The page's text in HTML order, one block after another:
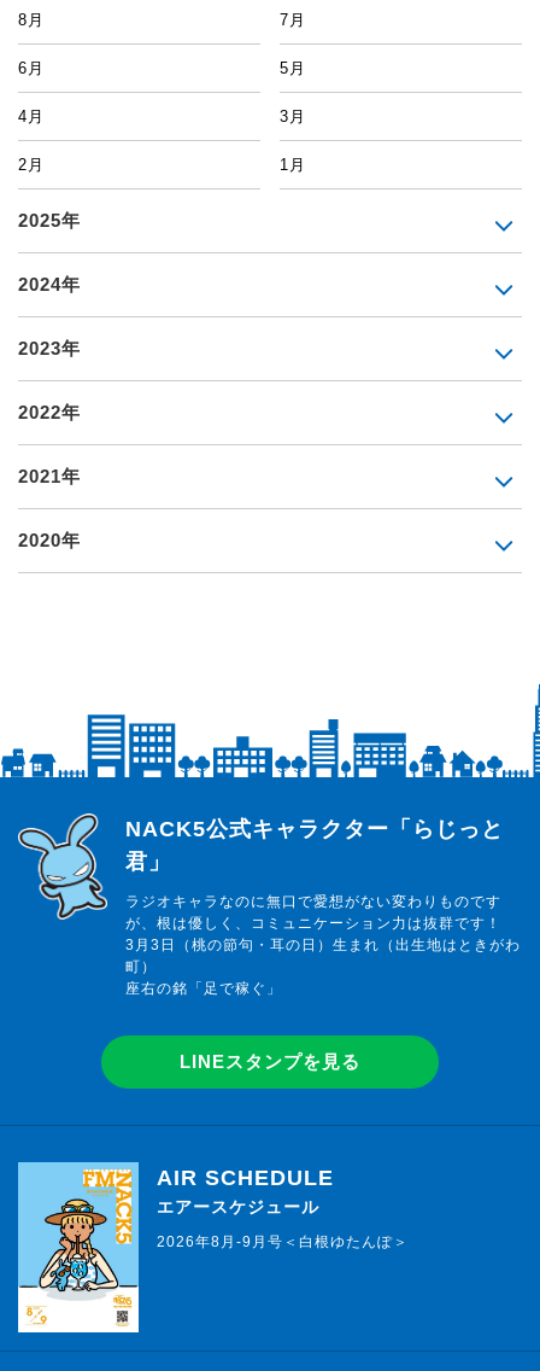
8月 7月
6月 5月
4月 3月
2月 1月
2025年
2024年
2023年
2022年
2021年
2020年
らじっと君
NACK5公式キャラクター「らじっと
君」
ラジオキャラなのに無口で愛想がない変わりものです
が、根は優しく、コミュニケーション力は抜群です！
3月3日（桃の節句・耳の日）生まれ（出生地はときがわ
町）
座右の銘「足で稼ぐ」
LINEスタンプを見る
AIR SCHEDULE
エアースケジュール
2026年8月-9月号＜白根ゆたんぽ＞